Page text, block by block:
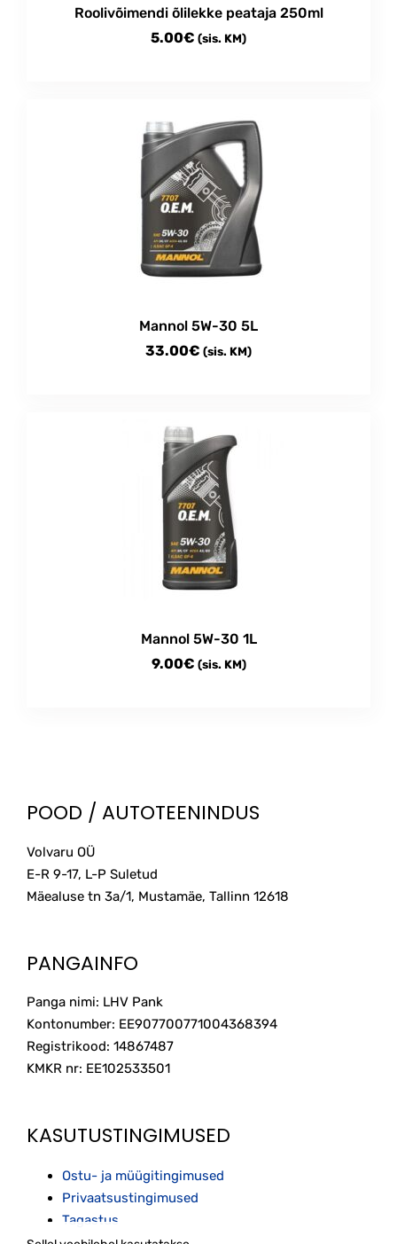
Roolivõimendi õlilekke peataja 250ml
5.00€ (sis. KM)
Mannol 5W-30 5L
33.00€ (sis. KM)
Mannol 5W-30 1L
9.00€ (sis. KM)
POOD / AUTOTEENINDUS
Volvaru OÜ
E-R 9-17, L-P Suletud
Mäealuse tn 3a/1, Mustamäe, Tallinn 12618
PANGAINFO
Panga nimi: LHV Pank
Kontonumber: EE907700771004368394
Registrikood: 14867487
KMKR nr: EE102533501
KASUTUSTINGIMUSED
Ostu- ja müügitingimused
Privaatsustingimused
Tagastus